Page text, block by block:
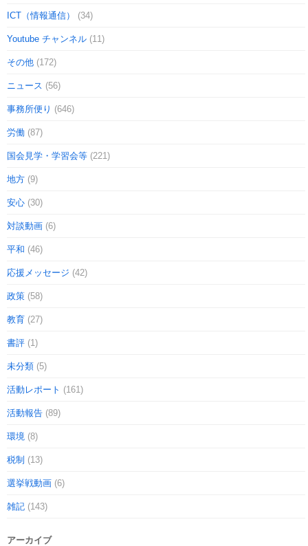
ICT（情報通信） (34)
Youtube チャンネル (11)
その他 (172)
ニュース (56)
事務所便り (646)
労働 (87)
国会見学・学習会等 (221)
地方 (9)
安心 (30)
対談動画 (6)
平和 (46)
応援メッセージ (42)
政策 (58)
教育 (27)
書評 (1)
未分類 (5)
活動レポート (161)
活動報告 (89)
環境 (8)
税制 (13)
選挙戦動画 (6)
雑記 (143)
アーカイブ